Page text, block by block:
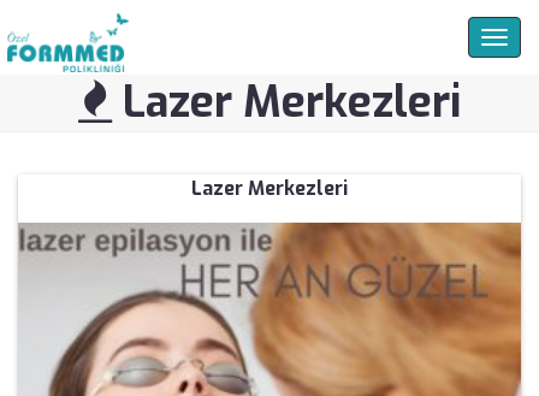
Lazer Merkezleri
Lazer Merkezleri